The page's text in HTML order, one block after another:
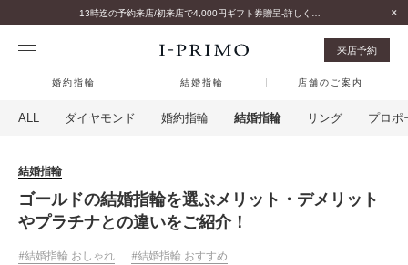
来店予約
婚約指輪 結婚指輪 店舗のご案内
ALL ダイヤモンド 婚約指輪 結婚指輪 リング プロポ
結婚指輪
ゴールドの結婚指輪を選ぶメリット・デメリット
やプラチナとの違いをご紹介！
結婚指輪 おしゃれ
結婚指輪 おすすめ